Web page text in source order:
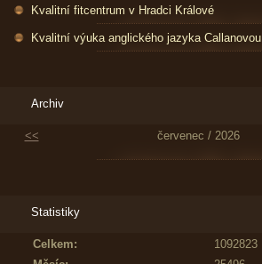
Kvalitní fitcentrum v Hradci Králové
Kvalitní výuka anglického jazyka
Archiv
<< červenec / 2026
Statistiky
Celkem:
1092823